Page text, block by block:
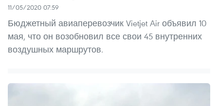
11/05/2020 07:59
Бюджетный авиаперевозчик Vietjet Air объявил 10
мая, что он возобновил все свои 45 внутренних
воздушных маршрутов.